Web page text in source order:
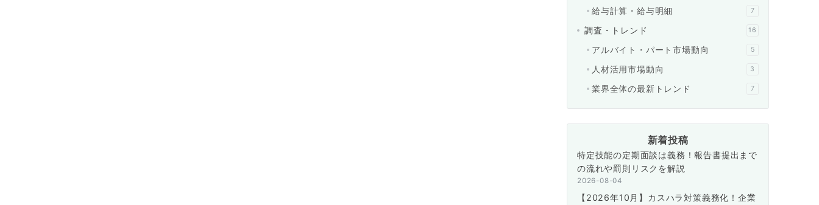
給与計算・給与明細 7
調査・トレンド 16
アルバイト・パート市場動向 5
人材活用市場動向 3
業界全体の最新トレンド 7
新着投稿
特定技能の定期面談は義務！報告書提出まで
の流れや罰則リスクを解説
2026-08-04
【2026年10月】カスハラ対策義務化！企業